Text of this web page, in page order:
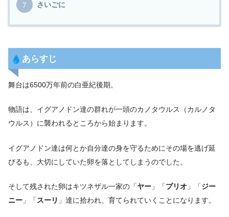
さいごに
あらすじ
舞台は6500万年前の白亜紀後期。
物語は、イグアノドン達の群れが一頭のカノタウルス（カルノタ
ウルス）に襲われるところから始まります。
イグアノドン達は何とか自分達の身を守るためにその場を逃げ延
びるも、大切にしていた卵を落としてしまうのでした。
そして残された卵はキツネザル一家の「ヤー 」「プリオ 」「ジー
ニー 」「スーリ 」達に拾われ、育てられていくことになります。